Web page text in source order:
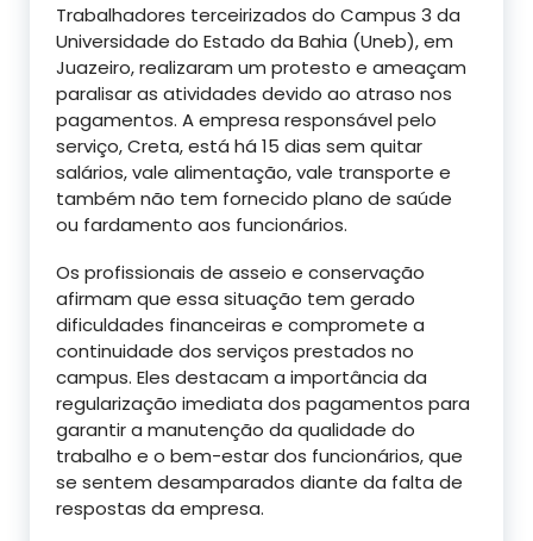
Trabalhadores terceirizados do Campus 3 da
Universidade do Estado da Bahia (Uneb), em
Juazeiro, realizaram um protesto e ameaçam
paralisar as atividades devido ao atraso nos
pagamentos. A empresa responsável pelo
serviço, Creta, está há 15 dias sem quitar
salários, vale alimentação, vale transporte e
também não tem fornecido plano de saúde
ou fardamento aos funcionários.
Os profissionais de asseio e conservação
afirmam que essa situação tem gerado
dificuldades financeiras e compromete a
continuidade dos serviços prestados no
campus. Eles destacam a importância da
regularização imediata dos pagamentos para
garantir a manutenção da qualidade do
trabalho e o bem-estar dos funcionários, que
se sentem desamparados diante da falta de
respostas da empresa.